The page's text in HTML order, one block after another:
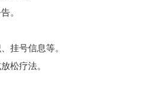
。
挂号信息等。
松疗法。